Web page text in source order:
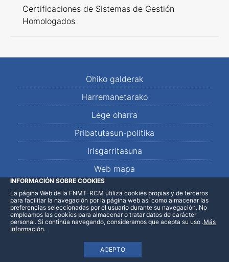
Certificaciones de Sistemas de Gestión
Homologados
Ohiko galderak
Harremanetarako
Lege oharra
Pribatutasun-politika
Irisgarritasuna
Web mapa
LinkedInFacebookWhatsApp
INFORMACIÓN SOBRE COOKIES
La página Web de la FNMT-RCM utiliza cookies propias y de terceros
para facilitar la navegación por la página web así como almacenar las
preferencias seleccionadas por el usuario durante su navegación. No
empleamos las cookies para almacenar o tratar datos de carácter
personal. Si continúa navegando, consideramos que acepta su uso
ACEPTO
.Más
Información.